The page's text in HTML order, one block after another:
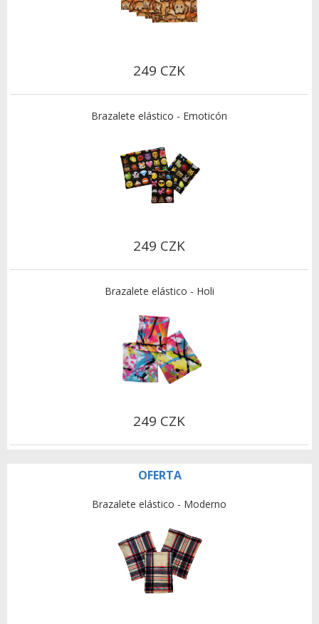
249 CZK
Brazalete elástico - Emoticón
249 CZK
Brazalete elástico - Holi
249 CZK
OFERTA
Brazalete elástico - Moderno